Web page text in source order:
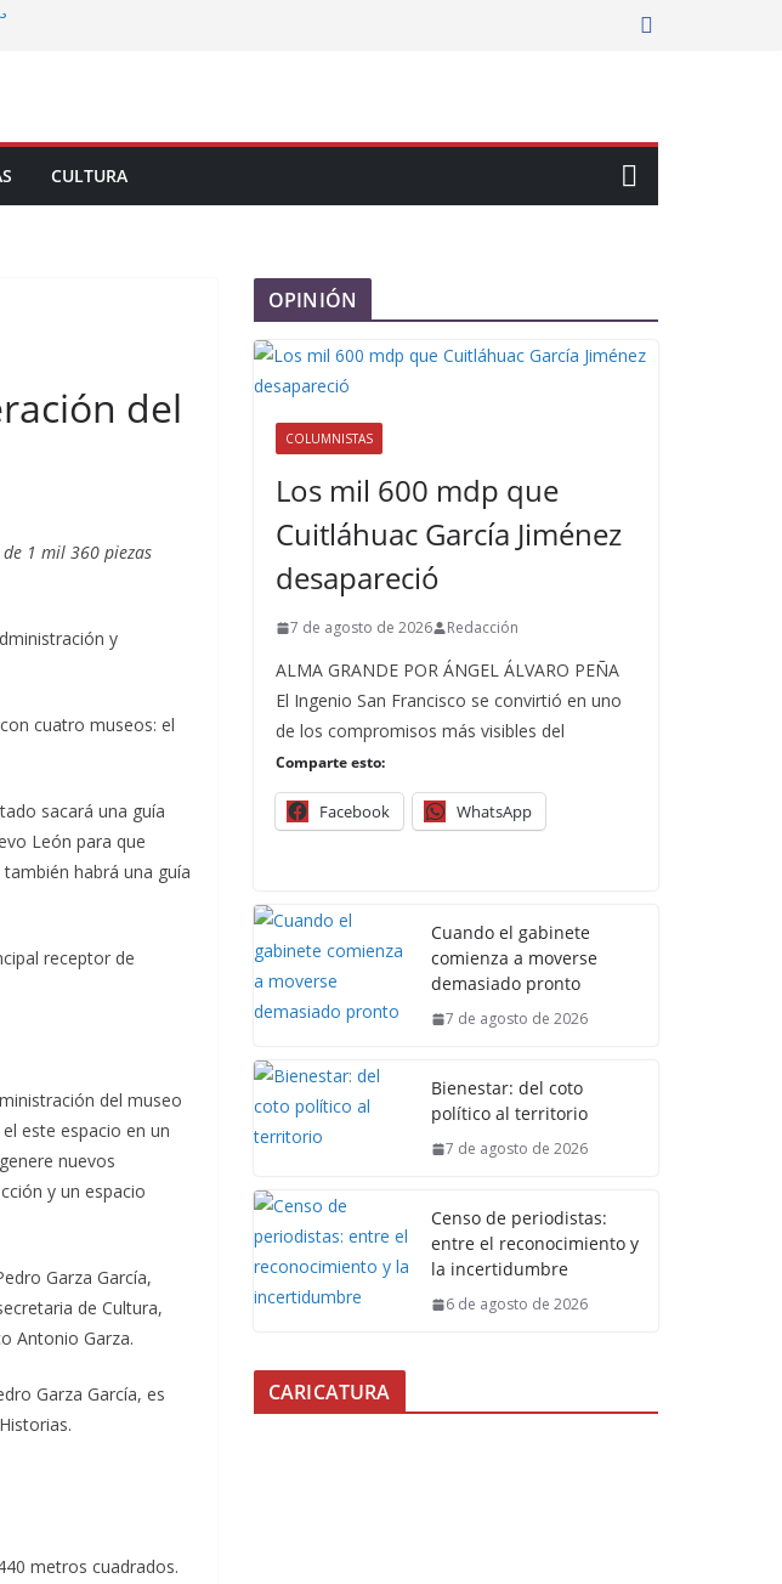
CULTURA
del
1 mil 360 piezas
y
cuatro museos: el
sacará una guía
León para que
habrá una guía
receptor de
del museo
este espacio en un
nuevos
y un espacio
Garza García,
de Cultura,
Antonio Garza.
Garza García, es
metros cuadrados.
OPINIÓN
COLUMNISTAS
Los mil 600 mdp que
Cuitláhuac García Jiménez
desapareció
7 de agosto de 2026 Redacción
ALMA GRANDE POR ÁNGEL ÁLVARO PEÑA
El Ingenio San Francisco se convirtió en uno
de los compromisos más visibles del
Comparte esto:
Facebook WhatsApp
Cuando el gabinete
comienza a moverse
demasiado pronto
7 de agosto de 2026
Bienestar: del coto
político al territorio
7 de agosto de 2026
Censo de periodistas:
entre el reconocimiento y
la incertidumbre
6 de agosto de 2026
CARICATURA